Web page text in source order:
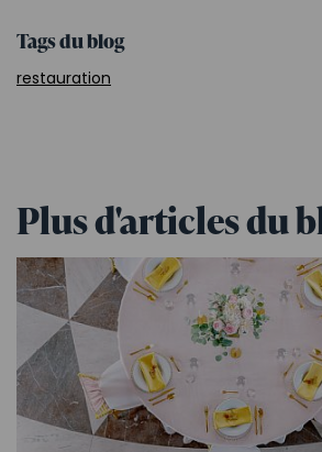
Tags du blog
restauration
Plus d'articles du